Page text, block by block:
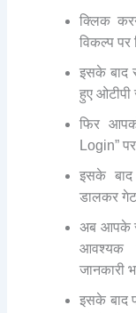
क्लिक
विकल्प
इसके बाद
हुए
फिर
Login”
इसके
डालकर
अब आपके
आवश्यक
जानकारी
इसके बाद